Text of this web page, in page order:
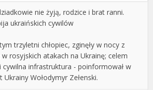
nie żyją, rodzice i brat ranni.
ukraińskich cywilów
trzyletni chłopiec, zginęły w nocy z
rosyjskich atakach na Ukrainę; celem
cywilna infrastruktura - poinformował w
Wołodymyr Zełenski.